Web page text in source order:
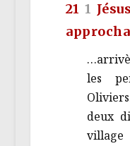
21 1
les
deux